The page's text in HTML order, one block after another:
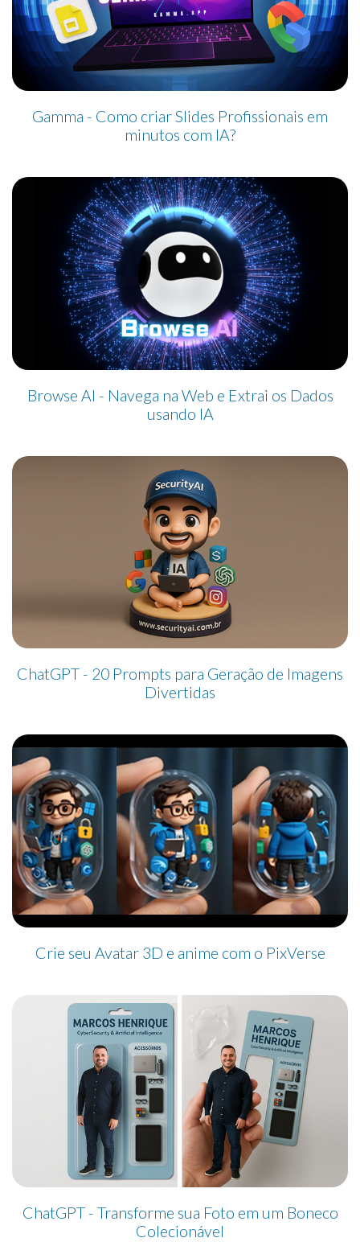
Gamma - Como criar Slides Profissionais em
minutos com IA?
Browse AI - Navega na Web e Extrai os Dados
usando IA
ChatGPT - 20 Prompts para Geração de Imagens
Divertidas
Crie seu Avatar 3D e anime com o PixVerse
ChatGPT - Transforme sua Foto em um Boneco
Colecionável